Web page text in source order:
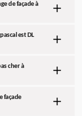
de façade à
est DL
cher à
façade